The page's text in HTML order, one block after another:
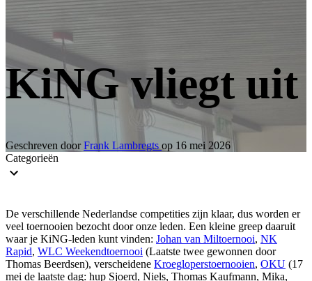
KiNG vliegt uit
Geschreven doorFrank Lambregts op 16 mei 2026
Categorieën
De verschillende Nederlandse competities zijn klaar, dus worden er
veel toernooien bezocht door onze leden. Een kleine greep daaruit
waar je KiNG-leden kunt vinden: Johan van Miltoernooi, NK
Rapid, WLC Weekendtoernooi (Laatste twee gewonnen door
Thomas Beerdsen), verscheidene Kroegloperstoernooien, OKU (17
mei de laatste dag: hup Sjoerd, Niels, Thomas Kaufmann, Mika,